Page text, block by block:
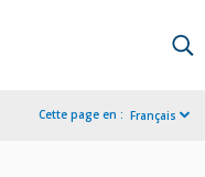
Cette page en : Français